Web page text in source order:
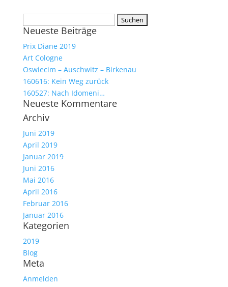
nach:
Neueste Beiträge
Prix Diane 2019
Art Cologne
Oswiecim – Auschwitz – Birkenau
160616: Kein Weg zurück
160527: Nach Idomeni…
Neueste Kommentare
Archiv
Juni 2019
April 2019
Januar 2019
Juni 2016
Mai 2016
April 2016
Februar 2016
Januar 2016
Kategorien
2019
Blog
Meta
Anmelden